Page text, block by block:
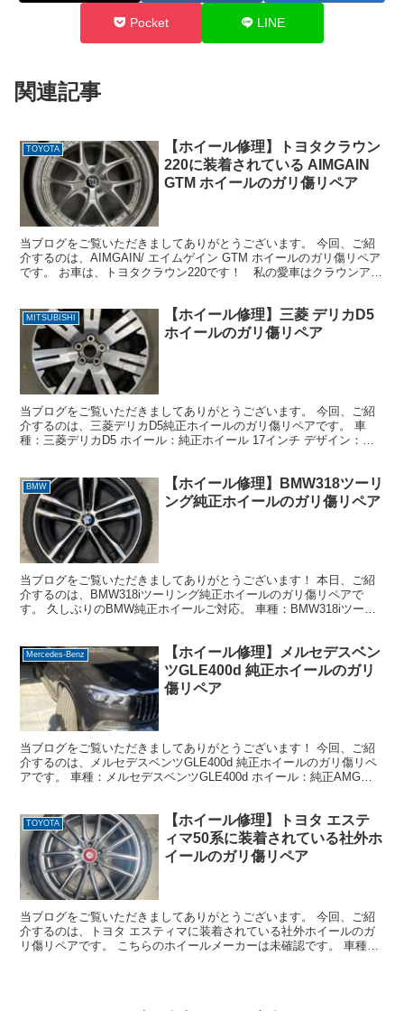
Pocket LINE
関連記事
TOYOTA
【ホイール修理】トヨタクラウン
220に装着されている AIMGAIN
GTM ホイールのガリ傷リペア
当ブログをご覧いただきましてありがとうございます。 今回、ご紹
介するのは、AIMGAIN/ エイムゲイン GTM ホイールのガリ傷リペア
です。 お車は、トヨタクラウン220です！ 私の愛車はクラウンアス
MITSUBISHI
【ホイール修理】三菱 デリカD5
ホイールのガリ傷リペア
当ブログをご覧いただきましてありがとうございます。 今回、ご紹
介するのは、三菱デリカD5純正ホイールのガリ傷リペアです。 車
種：三菱デリカD5 ホイール：純正ホイール 17インチ デザイン：ダ
BMW
【ホイール修理】BMW318ツーリ
ング純正ホイールのガリ傷リペア
当ブログをご覧いただきましてありがとうございます！ 本日、ご紹
介するのは、BMW318iツーリング純正ホイールのガリ傷リペアで
す。 久しぶりのBMW純正ホイールご対応。 車種：BMW318iツーリ
Mercedes-Benz
【ホイール修理】メルセデスベン
ツGLE400d 純正ホイールのガリ
傷リペア
当ブログをご覧いただきましてありがとうございます！ 今回、ご紹
介するのは、メルセデスベンツGLE400d 純正ホイールのガリ傷リペ
アです。 車種：メルセデスベンツGLE400d ホイール：純正AMGホ
TOYOTA
【ホイール修理】トヨタ エステ
ィマ50系に装着されている社外ホ
イールのガリ傷リペア
当ブログをご覧いただきましてありがとうございます。 今回、ご紹
介するのは、トヨタ エスティマに装着されている社外ホイールのガ
リ傷リペアです。 こちらのホイールメーカーは未確認です。 車種：